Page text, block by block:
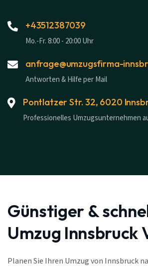
+43512387039
Mo.-Fr. 8:00 - 20:00 Uhr
anfrage@umzugsfirma-
Antworten & Hilfe per Mail
Pontlatzer Str. 32, 6020
Professionelles Umzugsunternehmen
Günstiger &
Umzug Innsbruck
Planen Sie Ihren Umzug von Innsbruck